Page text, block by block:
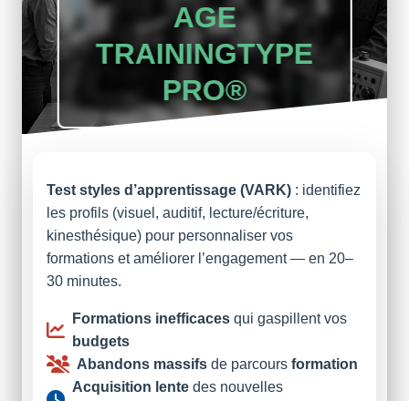
AGE
TRAININGTYPE
PRO®
Test styles d’apprentissage (VARK) : identifiez
les profils (visuel, auditif, lecture/écriture,
kinesthésique) pour personnaliser vos
formations et améliorer l’engagement — en 20–
30 minutes.
Formations inefficaces qui gaspillent vos
budgets
Abandons massifs de parcours formation
Acquisition lente des nouvelles